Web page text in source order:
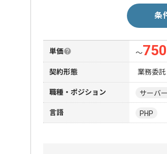
条
単価 〜
契約形態 業務委託
職種・ポジション サーバ
言語 PHP